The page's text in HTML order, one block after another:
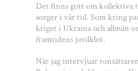
Det finns gott om kollektiva
sorger i vår tid. Som kring
kriget i Ukraina och allmän
framtidens jordklot.
När jag intervjuar